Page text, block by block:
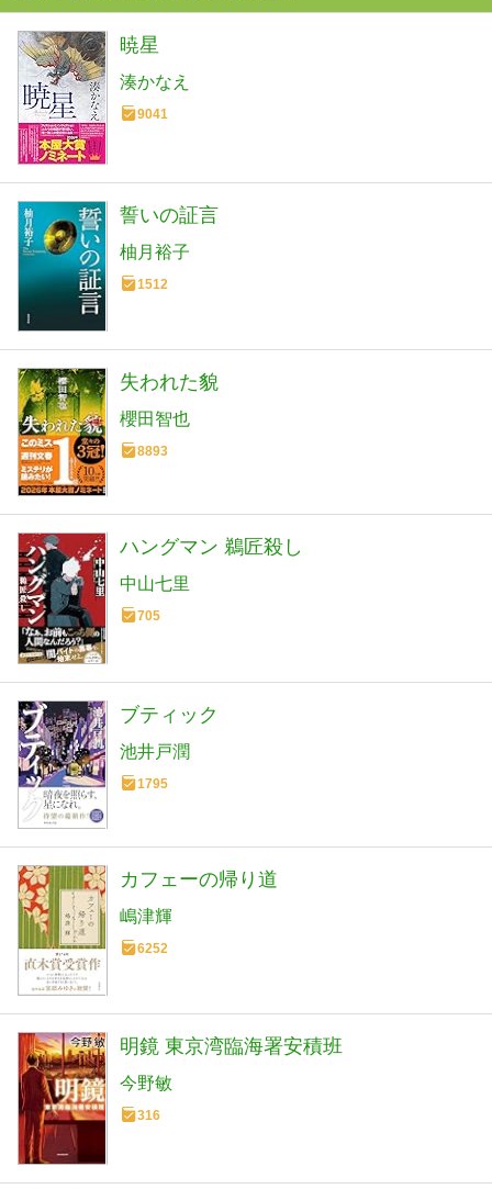
暁星
湊かなえ
9041
誓いの証言
柚月裕子
1512
失われた貌
櫻田智也
8893
ハングマン 鵜匠殺し
中山七里
705
ブティック
池井戸潤
1795
カフェーの帰り道
嶋津輝
6252
明鏡 東京湾臨海署安積班
今野敏
316